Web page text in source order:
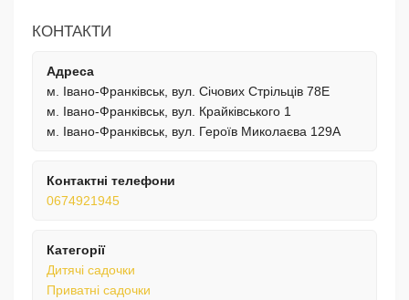
КОНТАКТИ
Адреса
м. Івано-Франківськ, вул. Січових Стрільців 78Е
м. Івано-Франківськ, вул. Крайківського 1
м. Івано-Франківськ, вул. Героїв Миколаєва 129А
Контактні телефони
0674921945
Категорії
Дитячі садочки
Приватні садочки